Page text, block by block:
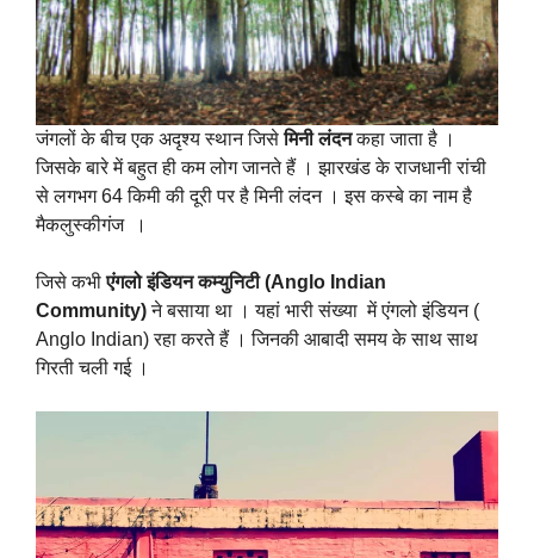
जंगलों के बीच एक अदृश्य स्थान जिसेमिनी लंदनकहा जाता है ।
जिसके बारे में बहुत ही कम लोग जानते हैं । झारखंड के राजधानी रांची
से लगभग 64 किमी की दूरी पर है मिनी लंदन । इस कस्बे का नाम है
मैकलुस्कीगंज ।
जिसे कभीएंगलो इंडियन कम्युनिटी (Anglo Indian
Community)ने बसाया था । यहां भारी संख्या में एंगलो इंडियन (
Anglo Indian) रहा करते हैं । जिनकी आबादी समय के साथ साथ
गिरती चली गई ।